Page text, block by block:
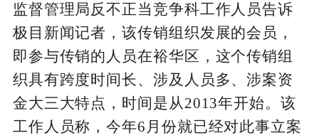
监督管理局反不正当竞争科工作人员告诉
极目新闻记者，该传销组织发展的会员，
即参与传销的人员在裕华区，这个传销组
织具有跨度时间长、涉及人员多、涉案资
金大三大特点，时间是从2013年开始。该
工作人员称，今年6月份就已经对此事立案